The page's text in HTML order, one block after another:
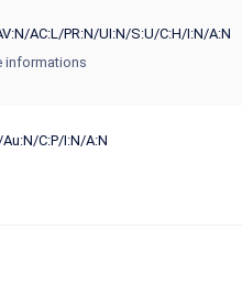
AC:L/PR:N/UI:N/S:U/C:H/I:N/A:N
informations
C:P/I:N/A:N